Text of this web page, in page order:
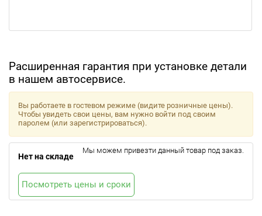
Расширенная гарантия при установке детали
в нашем автосервисе.
Вы работаете в гостевом режиме (видите розничные цены).
Чтобы увидеть свои цены, вам нужно войти под своим
паролем (или зарегистрироваться).
Нет на складе
Мы можем привезти данный товар под заказ.
Посмотреть цены и сроки